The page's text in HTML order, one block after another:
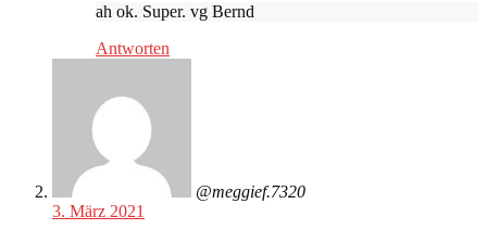
ah ok. Super. vg Bernd
Antworten
@meggief.7320
3. März 2021